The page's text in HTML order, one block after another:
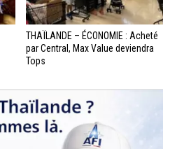
THAÏLANDE – ÉCONOMIE : Acheté
par Central, Max Value deviendra
Tops